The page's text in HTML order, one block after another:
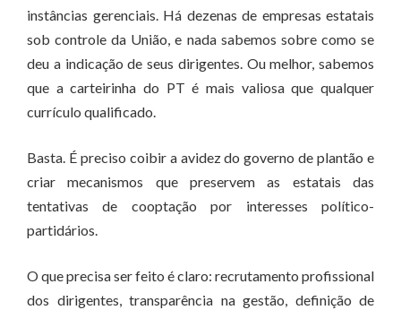
instâncias gerenciais. Há dezenas de empresas estatais
sob controle da União, e nada sabemos sobre como se
deu a indicação de seus dirigentes. Ou melhor, sabemos
que a carteirinha do PT é mais valiosa que qualquer
currículo qualificado.
Basta. É preciso coibir a avidez do governo de plantão e
criar mecanismos que preservem as estatais das
tentativas de cooptação por interesses político-
partidários.
O que precisa ser feito é claro: recrutamento profissional
dos dirigentes, transparência na gestão, definição de